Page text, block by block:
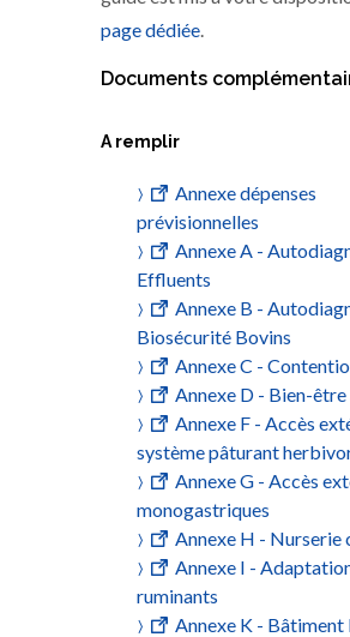
page dédiée
Documents
A remplir
Annexe dépenses
prévisionnelles
Annexe A -
Effluents
Annexe B -
Biosécurité Bovins
Annexe C -
Annexe D - Bien-
Annexe F - Accès
système pâturant
Annexe G - Accès
monogastriques
Annexe H - Nurserie
Annexe I -
ruminants
Annexe K - Bâtiment